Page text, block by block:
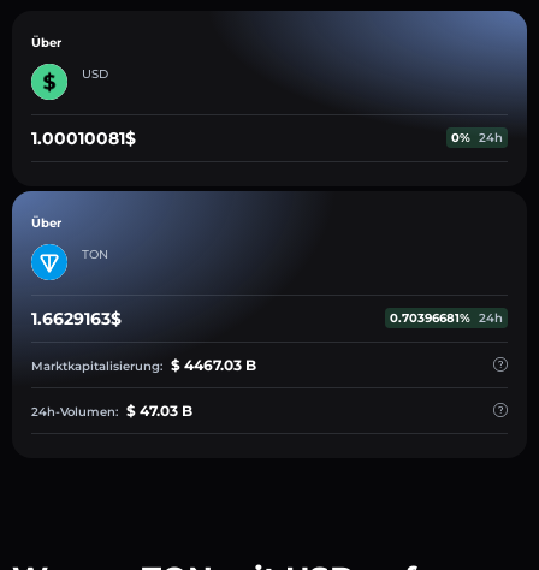
Über
USD
1.00010081$ 0% 24h
Über
TON
1.6629163$ 0.70396681% 24h
Marktkapitalisierung: $ 4467.03 B
24h-Volumen: $ 47.03 B